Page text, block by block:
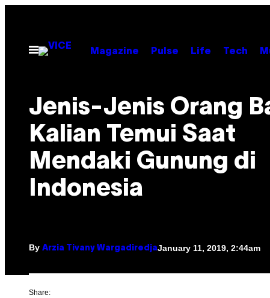
contentOpen
Menu
Magazine Pulse Life Tech
Jenis-Jenis Orang
Kalian Temui Saat
Mendaki Gunung di
Indonesia
By Arzia Tivany WargadiredjaJanuary 11, 2019, 2:44am
Share: